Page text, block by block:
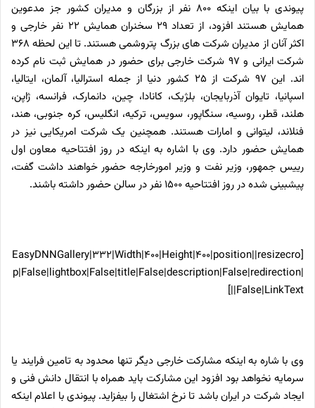
پیوندی با بیان اینکه 800 نفر از بزرگان و مدیران کشور جز مدعوین
همایش هستند افزود، از تعداد 29 سخنران همایش 22 نفر خارجی و
اکثر آنان از مدیران شرکت های بزرگ پتروشمی هستند. تا این لحظه 368
شرکت ایرانی و 97 شرکت خارجی برای حضور در همایش ثبت نام کرده
اند. این 97 شرکت از 25 کشور دنیا از جمله استرالیا، آلمان، ایتالیا،
اسپانیا، تایوان آذربایجان، بلژیک، کانادا، چین، دانمارک، فرانسه، ژاپن،
هلند، قطر، روسیه، سنگاپور، سویس، ترکیه، انگلیس، کره جنوبی، هند،
فنلاند، لیتوانی و امارات هستند. همچنین یک شرکت امریکایی نیز در
همایش حضور دارد. وی با اشاره به اینکه در روز افتتاحیه معاون اول
رییس جمهور، وزیر نفت و وزیر امورخارجه حضور خواهند داشت گفت،
پیشبینی شده در روز افتتاحیه 1500 نفر در سالن حضور داشته باشند.
[EasyDNNGallery|332|Width|400|Height|400|position||resizecro
p|False|lightbox|False|title|False|description|False|redirection|
False|LinkText||]
وی با شاره به اینکه مشارکت خارجی دیگر تنها محدود به تامین فرایند یا
سرمایه نخواهد بود افزود این مشارکت باید همراه با انتقال دانش فنی و
ایجاد شرکت در ایران باشد تا نرخ اشتغال را بیفزاید. پیوندی با اعلام اینکه